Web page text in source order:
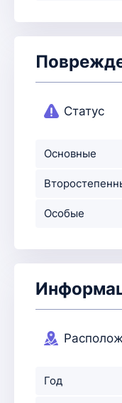
Статус
Основные
повреждения
повр-ния
Особые
Год